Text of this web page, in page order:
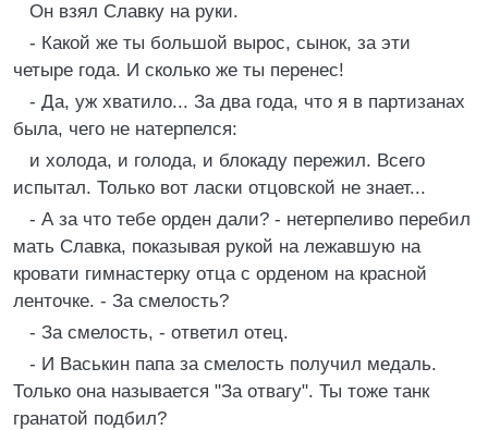
Он взял Славку на руки.
- Какой же ты большой вырос, сынок, за эти
четыре года. И сколько же ты перенес!
- Да, уж хватило... За два года, что я в партизанах
была, чего не натерпелся:
и холода, и голода, и блокаду пережил. Всего
испытал. Только вот ласки отцовской не знает...
- А за что тебе орден дали? - нетерпеливо перебил
мать Славка, показывая рукой на лежавшую на
кровати гимнастерку отца с орденом на красной
ленточке. - За смелость?
- За смелость, - ответил отец.
- И Васькин папа за смелость получил медаль.
Только она называется "За отвагу". Ты тоже танк
гранатой подбил?